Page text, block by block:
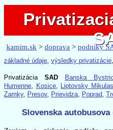
kamim.sk > doprava > podniky
základné údaje výsledky privatizácie
Privatizácia SAD Banska
Humenne
Kosice, Liptovsky Mikulas
Zamky, Presov, Prievidza Poprad
Slovenska autobusova